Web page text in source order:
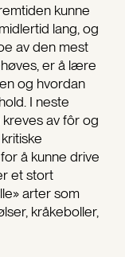
kunne
lang, og
av den mest
er å lære
og hvordan
I neste
av fôr og
å kunne drive
et stort
arter som
kråkeboller,